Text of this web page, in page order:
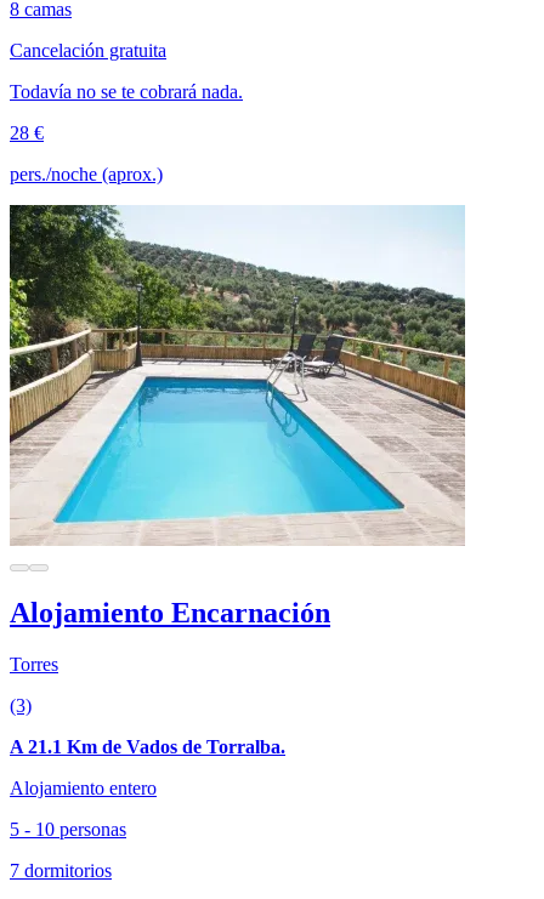
8 camas
Cancelación gratuita
Todavía no se te cobrará nada.
28 €
pers./noche (aprox.)
Alojamiento Encarnación
Torres
(3)
A 21.1 Km de Vados de Torralba.
Alojamiento entero
5 - 10 personas
7 dormitorios